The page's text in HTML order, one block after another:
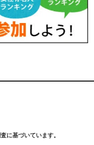
に基づいています。